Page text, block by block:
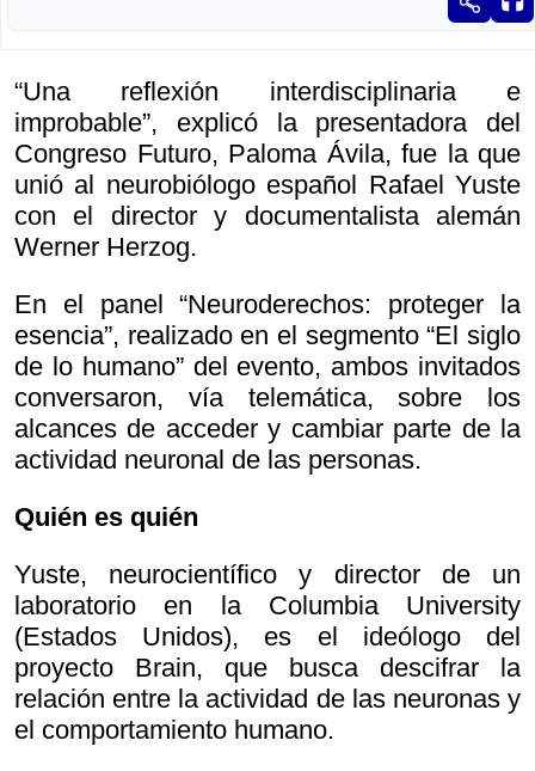
“Una reflexión interdisciplinaria e
improbable”, explicó la presentadora del
Congreso Futuro, Paloma Ávila, fue la que
unió al neurobiólogo español Rafael Yuste
con el director y documentalista alemán
Werner Herzog.
En el panel “Neuroderechos: proteger la
esencia”, realizado en el segmento “El siglo
de lo humano” del evento, ambos invitados
conversaron, vía telemática, sobre los
alcances de acceder y cambiar parte de la
actividad neuronal de las personas.
Quién es quién
Yuste, neurocientífico y director de un
laboratorio en la Columbia University
(Estados Unidos), es el ideólogo del
proyecto Brain, que busca descifrar la
relación entre la actividad de las neuronas y
el comportamiento humano.